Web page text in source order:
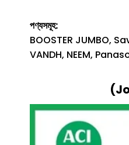
পণ্যসমূহ:
BOOSTER JUMBO,
VANDH, NEEM,
(J